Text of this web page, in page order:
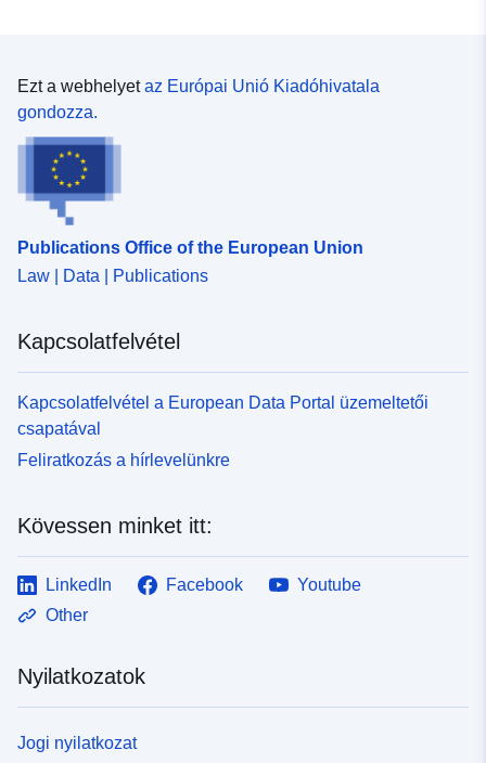
ec945702a6d7
uriRef:
Típus:
http://inspire.ec.europa.eu/
Ezt a webhelyetaz Európai Unió Kiadóhivatala
gondozza.
Publications Office of the European Union
Law | Data | Publications
Kapcsolatfelvétel
Kapcsolatfelvétel a European Data Portal üzemeltetői
csapatával
Feliratkozás a hírlevelünkre
Kövessen minket itt:
LinkedIn Facebook
Youtube
Other
Nyilatkozatok
Jogi nyilatkozat